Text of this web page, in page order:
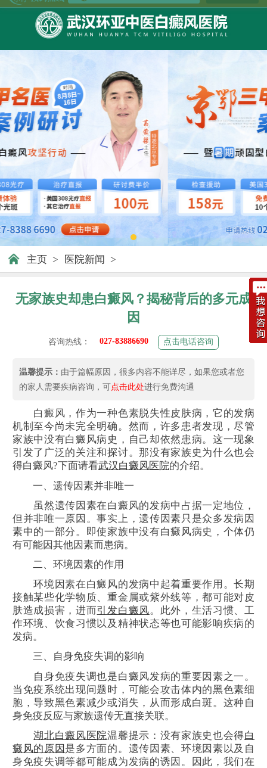
主页 > 医院新闻 >
无家族史却患白癜风？揭秘背后的多元成
因
咨询热线： 027-83886690 点击电话咨询
温馨提示： 由于篇幅原因，很多内容不能详尽，如果您或者您
的家人需要疾病咨询，可点击此处进行免费沟通
白癜风，作为一种色素脱失性皮肤病，它的发病
机制至今尚未完全明确。然而，许多患者发现，尽管
家族中没有白癜风病史，自己却依然患病。这一现象
引发了广泛的关注和探讨。那没有家族史为什么也会
得白癜风?下面请看武汉白癜风医院的介绍。
一、遗传因素并非唯一
虽然遗传因素在白癜风的发病中占据一定地位，
但并非唯一原因。事实上，遗传因素只是众多发病因
素中的一部分。即使家族中没有白癜风病史，个体仍
有可能因其他因素而患病。
二、环境因素的作用
环境因素在白癜风的发病中起着重要作用。长期
接触某些化学物质、重金属或紫外线等，都可能对皮
肤造成损害，进而引发白癜风。此外，生活习惯、工
作环境、饮食习惯以及精神状态等也可能影响疾病的
发病。
三、自身免疫失调的影响
自身免疫失调也是白癜风发病的重要因素之一。
当免疫系统出现问题时，可能会攻击体内的黑色素细
胞，导致黑色素减少或消失，从而形成白斑。这种自
身免疫反应与家族遗传无直接关联。
湖北白癜风医院温馨提示：没有家族史也会得白
癜风的原因 是多方面的。遗传因素、环境因素以及自
身免疫失调等都可能成为发病的诱因。因此，我们在